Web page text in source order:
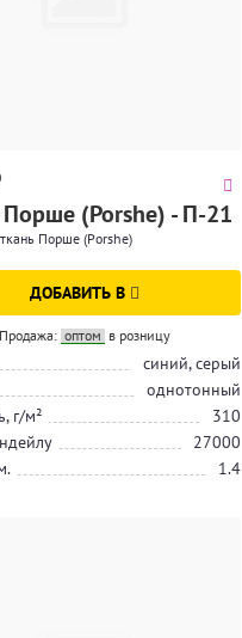
(Porshe) - П-21
Порше (Porshe)
ДОБАВИТЬ В
Продажа: оптом в розницу
синий, серый
однотонный
г/м²
310
27000
1.4